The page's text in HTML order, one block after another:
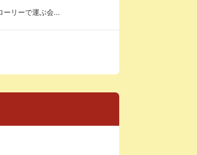
ーリーで運ぶ会...